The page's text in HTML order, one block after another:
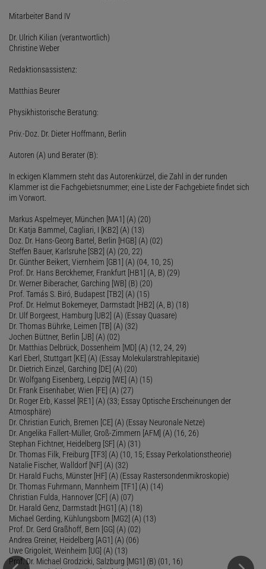
Mitarbeiter Band IV
Dr. Ulrich Kilian (verantwortlich)
Christine Weber
Redaktionsassistenz:
Matthias Beurer
Physikhistorische Beratung:
Priv.-Doz. Dr. Dieter Hoffmann, Berlin
Autoren (A) und Berater (B):
In eckigen Klammern steht das Autorenkürzel, die Zahl in der runden
Klammer ist die Fachgebietsnummer; eine Liste der Fachgebiete findet sich
im Vorwort.
Markus Aspelmeyer, München [MA1] (A) (20)
Dr. Katja Bammel, Cagliari, I [KB2] (A) (13)
Doz. Dr. Hans-Georg Bartel, Berlin [HGB] (A) (02)
Steffen Bauer, Karlsruhe [SB2] (A) (20, 22)
Dr. Günther Beikert, Viernheim [GB1] (A) (04, 10, 25)
Prof. Dr. Hans Berckhemer, Frankfurt [HB1] (A, B) (29)
Dr. Werner Biberacher, Garching [WB] (B) (20)
Prof. Tamás S. Biró, Budapest [TB2] (A) (15)
Prof. Dr. Helmut Bokemeyer, Darmstadt [HB2] (A, B) (18)
Dr. Ulf Borgeest, Hamburg [UB2] (A) (Essay Quasare)
Dr. Thomas Bührke, Leimen [TB] (A) (32)
Jochen Büttner, Berlin [JB] (A) (02)
Dr. Matthias Delbrück, Dossenheim [MD] (A) (12, 24, 29)
Karl Eberl, Stuttgart [KE] (A) (Essay Molekularstrahlepitaxie)
Dr. Dietrich Einzel, Garching [DE] (A) (20)
Dr. Wolfgang Eisenberg, Leipzig [WE] (A) (15)
Dr. Frank Eisenhaber, Wien [FE] (A) (27)
Dr. Roger Erb, Kassel [RE1] (A) (33; Essay Optische Erscheinungen der
Atmosphäre)
Dr. Christian Eurich, Bremen [CE] (A) (Essay Neuronale Netze)
Dr. Angelika Fallert-Müller, Groß-Zimmern [AFM] (A) (16, 26)
Stephan Fichtner, Heidelberg [SF] (A) (31)
Dr. Thomas Filk, Freiburg [TF3] (A) (10, 15; Essay Perkolationstheorie)
Natalie Fischer, Walldorf [NF] (A) (32)
Dr. Harald Fuchs, Münster [HF] (A) (Essay Rastersondenmikroskopie)
Dr. Thomas Fuhrmann, Mannheim [TF1] (A) (14)
Christian Fulda, Hannover [CF] (A) (07)
Dr. Harald Genz, Darmstadt [HG1] (A) (18)
Michael Gerding, Kühlungsborn [MG2] (A) (13)
Prof. Dr. Gerd Graßhoff, Bern [GG] (A) (02)
Andrea Greiner, Heidelberg [AG1] (A) (06)
Uwe Grigoleit, Weinheim [UG] (A) (13)
Prof. Dr. Michael Grodzicki, Salzburg [MG1] (B) (01, 16)